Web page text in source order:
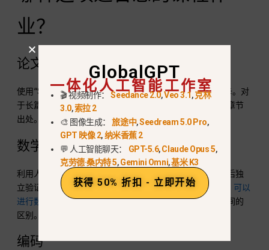
业？
论文与阅读
使用“Start with Free”功能获取大纲、讲解、反馈和单词卡。对
于长篇阅读材料，请每次只上传一份资料，并注明页码或章节
出处。切勿将模版中的摘要误引为原始来源。.
数学与科学
利用人工智能解释各步骤，并诊断推理中的错误所在，然后独
立验证计算结果。我们的指南将帮助您判断是否 ChatGPT 可以
进行数学运算
阐述了“有用的解释”与“可靠的最终答案”之间的
区别。.
编码
GlobalGPT
一体化人工智能工作室
🎬 视频制作：Seedance 2.0,Veo 3.1,克林
3.0,索拉 2
🎨 图像生成：旅途中,Seedream 5.0 Pro,
GPT 映像 2,纳米香蕉 2
💬 人工智能聊天： GPT-5.6,Claude Opus 5,
克劳德·桑内特 5,Gemini Omni,基米 K3
获得 50% 折扣 - 立即开始